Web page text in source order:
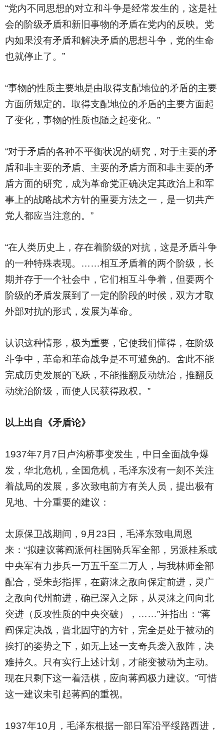
“党内不同思想的对立和斗争是经常发生的，这是社
会的阶级矛盾和新旧事物的矛盾在党内的反映。党
内如果没有矛盾和解决矛盾的思想斗争，党的生命
也就停止了。”
“事物的性质主要地是由取得支配地位的矛盾的主要
方面所规定的。取得支配地位的矛盾的主要方面起
了变化，事物的性质也随之起变化。”
“对于矛盾的各种不平衡状况的研究，对于主要的矛
盾和非主要的矛盾、主要的矛盾方面和非主要的矛
盾方面的研究，成为革命党正确决定其政治上和军
事上的战略战术方针的重要方法之一，是一切共产
党人都应当注意的。”
“在人类历史上，存在着阶级的对抗，这是矛盾斗争
的一种特殊表现。……相互矛盾着的两个阶级，长
期并存于一个社会中，它们相互斗争着，但要两个
阶级的矛盾发展到了一定的阶段的时候，双方才取
外部对抗的形式，发展为革命。
认识这种情形，极为重要，它使我们懂得，在阶级
斗争中，革命和革命战争是不可避免的。舍此不能
完成历史发展的飞跃，不能推翻反动统治，推翻反
动统治阶级，而使人民获得政权。”
以上出自《矛盾论》
1937年7月7日卢沟桥事变发生，中日全面战争爆
发，华北危机，全国危机，毛泽东没有一刻不关注
着战局的发展，多次致电前方有关人员，提出极有
见地、十分重要的建议：
太原保卫战期间，9月23日，毛泽东致电周恩
来：“拟建议蒋阎派何柱国骑兵军全部，另派桂系或
中央军有力步兵一万五千至二万人，与我林师全部
配合，受朱彭指挥，在蔚涞之敌向保定前进，灵广
之敌向代州前进，确已深入之际，从灵涞之间向北
突进（反攻性质的中央突破），……”并指出：“蒋
阎保定决战，晋北固守的方针，完全是处于被动的
挨打的姿势之下，如无上述一支奇兵袭入敌阵，决
难持久。只有实行上述计划，才能变被动为主动。
现在只剩下这一着活棋，应向蒋阎极力建议。”可惜
这一建议未引起蒋阎的重视。
1937年10月，毛泽东根据一部日军沿平绥路西进，